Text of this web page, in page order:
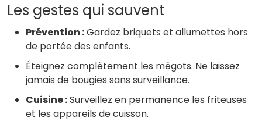
Les gestes qui sauvent
Prévention :Gardez briquets et allumettes hors
de portée des enfants.
Éteignez complètement les mégots. Ne laissez
jamais de bougies sans surveillance.
Cuisine :Surveillez en permanence les friteuses
et les appareils de cuisson.